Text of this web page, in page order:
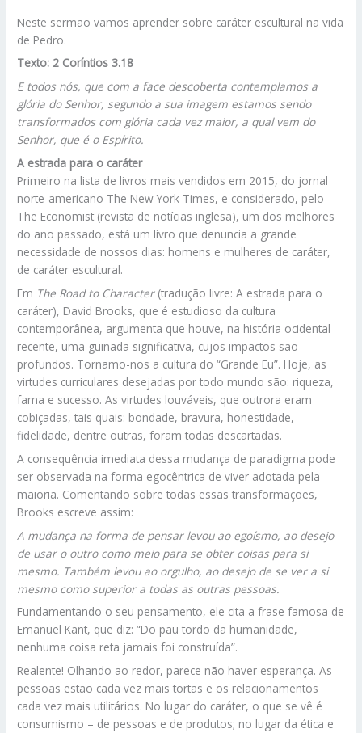
Neste sermão vamos aprender sobre caráter escultural na vida
de Pedro.
Texto: 2 Coríntios 3.18
E todos nós, que com a face descoberta contemplamos a
glória do Senhor, segundo a sua imagem estamos sendo
transformados com glória cada vez maior, a qual vem do
Senhor, que é o Espírito.
A estrada para o caráter
Primeiro na lista de livros mais vendidos em 2015, do jornal
norte-americano The New York Times, e considerado, pelo
The Economist (revista de notícias inglesa), um dos melhores
do ano passado, está um livro que denuncia a grande
necessidade de nossos dias: homens e mulheres de caráter,
de caráter escultural.
Em The Road to Character(tradução livre: A estrada para o
caráter), David Brooks, que é estudioso da cultura
contemporânea, argumenta que houve, na história ocidental
recente, uma guinada significativa, cujos impactos são
profundos. Tornamo-nos a cultura do “Grande Eu”. Hoje, as
virtudes curriculares desejadas por todo mundo são: riqueza,
fama e sucesso. As virtudes louváveis, que outrora eram
cobiçadas, tais quais: bondade, bravura, honestidade,
fidelidade, dentre outras, foram todas descartadas.
A consequência imediata dessa mudança de paradigma pode
ser observada na forma egocêntrica de viver adotada pela
maioria. Comentando sobre todas essas transformações,
Brooks escreve assim:
A mudança na forma de pensar levou ao egoísmo, ao desejo
de usar o outro como meio para se obter coisas para si
mesmo. Também levou ao orgulho, ao desejo de se ver a si
mesmo como superior a todas as outras pessoas.
Fundamentando o seu pensamento, ele cita a frase famosa de
Emanuel Kant, que diz: “Do pau tordo da humanidade,
nenhuma coisa reta jamais foi construída”.
Realente! Olhando ao redor, parece não haver esperança. As
pessoas estão cada vez mais tortas e os relacionamentos
cada vez mais utilitários. No lugar do caráter, o que se vê é
consumismo – de pessoas e de produtos; no lugar da ética e